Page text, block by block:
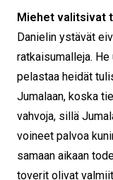
Miehet valitsivat
Danielin ystävät
ratkaisumalleja.
pelastaa heidät
Jumalaan, koska
vahvoja, sillä
voineet palvoa
samaan aikaan
toverit olivat